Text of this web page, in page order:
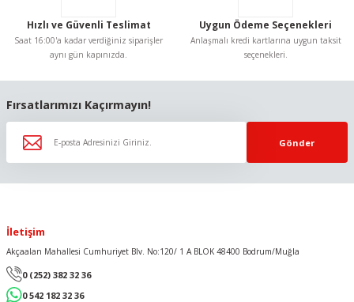
Hızlı ve Güvenli Teslimat
Saat 16:00'a kadar verdiğiniz siparişler
aynı gün kapınızda.
Uygun Ödeme Seçenekleri
Anlaşmalı kredi kartlarına uygun taksit
seçenekleri.
Fırsatlarımızı Kaçırmayın!
Gönder
İletişim
Akçaalan Mahallesi Cumhuriyet Blv. No:120/ 1 A BLOK 48400 Bodrum/Muğla
0 (252) 382 32 36
0 542 182 32 36